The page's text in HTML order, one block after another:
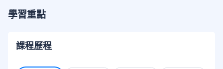
學習重點
課程歷程